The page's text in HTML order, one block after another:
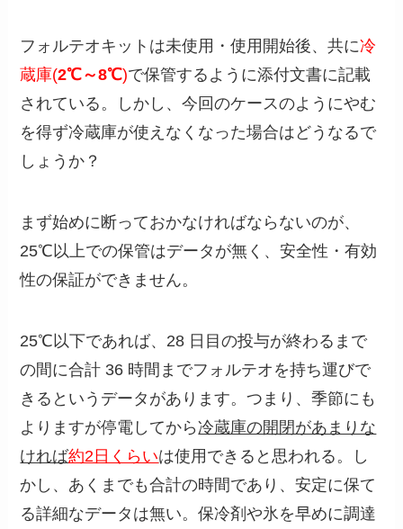
フォルテオキットは未使用・使用開始後、共に冷
蔵庫(2℃～8℃)で保管するように添付文書に記載
されている。しかし、今回のケースのようにやむ
を得ず冷蔵庫が使えなくなった場合はどうなるで
しょうか？
まず始めに断っておかなければならないのが、
25℃以上での保管はデータが無く、安全性・有効
性の保証ができません。
25℃以下であれば、28 日目の投与が終わるまで
の間に合計 36 時間までフォルテオを持ち運びで
きるというデータがあります。つまり、季節にも
よりますが停電してから冷蔵庫の開閉があまりな
ければ約2日くらいは使用できると思われる。し
かし、あくまでも合計の時間であり、安定に保て
る詳細なデータは無い。保冷剤や氷を早めに調達